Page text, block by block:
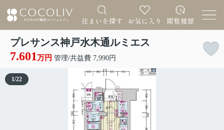
プレサンス神戸水木通ルミエス
7.601万円 管理/共益費 7,990円
1/22